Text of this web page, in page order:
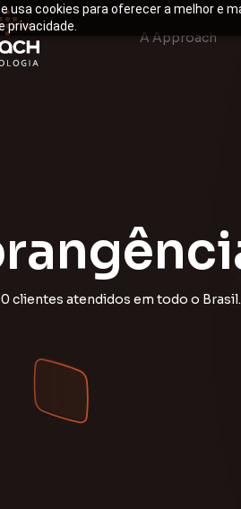
usa cookies para oferecer a melhor e
privacidade.
A Approach
rangênci
clientes atendidos em todo o Brasil.